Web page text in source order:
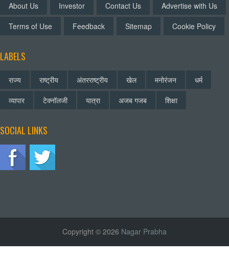
About Us Investor Contact Us
Advertise with Us
Terms of Use
Feedback Sitemap Cookie Policy
LABELS
राज्य राष्ट्रीय अंतरराष्ट्रीय खेल मनोरंजन
धर्म
व्यापार
टेक्नॉलजी यात्रा अजब गजब शिक्षा
SOCIAL LINKS
Copyright © 2026 Nagar Prabha